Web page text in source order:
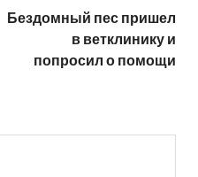
Бездомный пес пришел
в ветклинику и
попросил о помощи